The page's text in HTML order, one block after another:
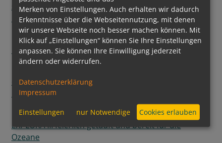
setzt auf digitale Steuerung und grüne
Energiequellen
Regent Seven Seas Cruises® hebt Pâtisserie auf
neues Level
erweitert die Nutzung alternativer Kraftstoffe um
Bio-LNG
Ein neuer Meilenstein der Luxusschifffahrt:
EXPLORA III feierlich getauft und bereit für die
Ozeane
Merken von Einstellungen. Auch erhalten wir dadurch
Erkenntnisse über die Webseitennutzung, mit denen
wir unsere Webseite noch besser machen können. Mit
Klick auf „Einstellungen“ können Sie Ihre Einstellungen
anpassen. Sie können Ihre Einwilligung jederzeit
ändern oder widerrufen.
Datenschutzerklärung
Impressum
Einstellungen nur Notwendige Cookies erlauben